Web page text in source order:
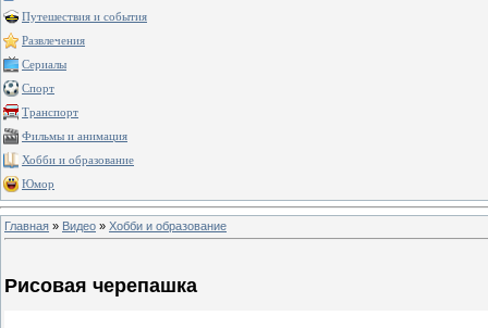
Путешествия и события
Развлечения
Сериалы
Спорт
Транспорт
Фильмы и анимация
Хобби и образование
Юмор
Главная » Видео » Хобби и образование
Рисовая черепашка